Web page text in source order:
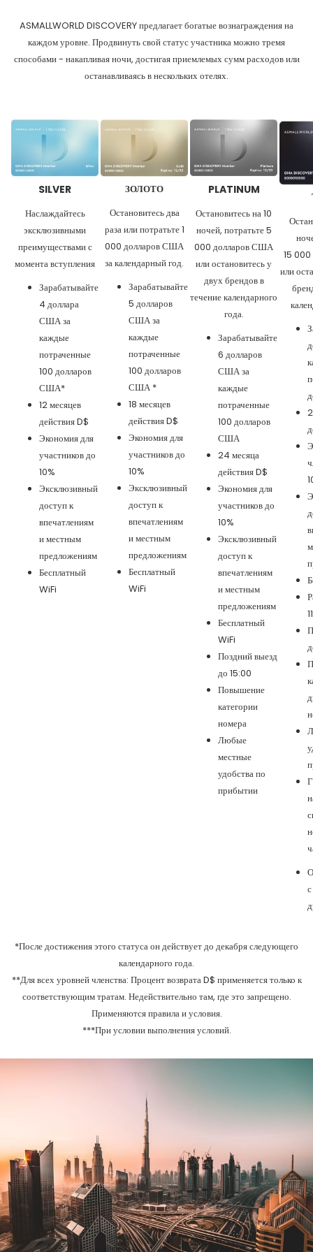
ASMALLWORLD DISCOVERY предлагает богатые вознаграждения на
каждом уровне. Продвинуть свой статус участника можно тремя
способами - накапливая ночи, достигая приемлемых сумм расходов или
останавливаясь в нескольких отелях.
SILVER
Наслаждайтесь
эксклюзивными
преимуществами с
момента вступления
Зарабатывайте
4 доллара
США за
каждые
потраченные
100 долларов
США*
12 месяцев
действия D$
Экономия для
участников до
10%
Эксклюзивный
доступ к
впечатлениям
и местным
предложениям
Бесплатный
WiFi
ЗОЛОТО
Остановитесь два
раза или потратьте 1
000 долларов США
за календарный год.
Зарабатывайте
5 долларов
США за
каждые
потраченные
100 долларов
США *
18 месяцев
действия D$
Экономия для
участников до
10%
Эксклюзивный
доступ к
впечатлениям
и местным
предложениям
Бесплатный
WiFi
PLATINUM
Остановитесь на 10
ночей, потратьте 5
000 долларов США
или остановитесь у
двух брендов в
течение календарного
года.
Зарабатывайте
6 долларов
США за
каждые
потраченные
100 долларов
США
24 месяца
действия D$
Экономия для
участников до
10%
Эксклюзивный
доступ к
впечатлениям
и местным
предложениям
Бесплатный
WiFi
Поздний выезд
до 15:00
Повышение
категории
номера
Любые
местные
удобства по
прибытии
15
или
*После достижения этого статуса он действует до декабря следующего
календарного года.
**Для всех уровней членства: Процент возврата D$ применяется только к
соответствующим тратам. Недействительно там, где это запрещено.
Применяются правила и условия.
***При условии выполнения условий.